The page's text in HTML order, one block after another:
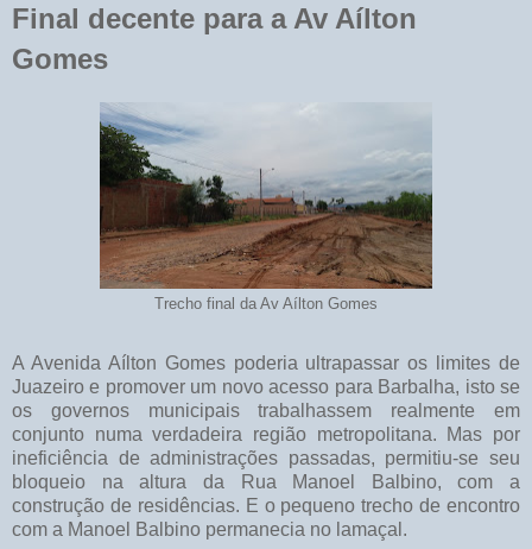
Final decente para a Av Aílton
Gomes
Trecho final da Av Aílton Gomes
A Avenida Aílton Gomes poderia ultrapassar os limites de
Juazeiro e promover um novo acesso para Barbalha, isto se
os governos municipais trabalhassem realmente em
conjunto numa verdadeira região metropolitana. Mas por
ineficiência de administrações passadas, permitiu-se seu
bloqueio na altura da Rua Manoel Balbino, com a
construção de residências. E o pequeno trecho de encontro
com a Manoel Balbino permanecia no lamaçal.